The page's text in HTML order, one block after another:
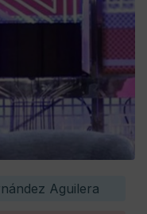
Aguilera